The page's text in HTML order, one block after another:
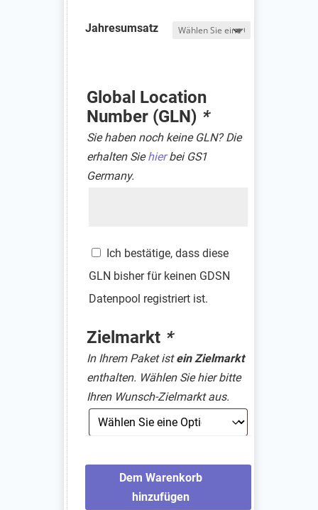
Jahresumsatz
Global Location
Number (GLN) *
Sie haben noch keine GLN? Die
erhalten Siehierbei GS1
Germany.
GLNIch bestätige, dass diese
GLN bisher für keinen GDSN
Datenpool registriert ist.
Zielmarkt *
In Ihrem Paket istein Zielmarkt
enthalten. Wählen Sie hier bitte
Ihren Wunsch-Zielmarkt aus.
Dem Warenkorb
hinzufügen